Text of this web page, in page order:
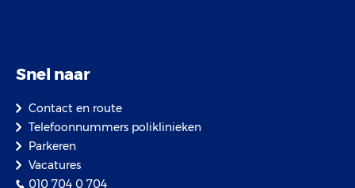
Snel naar
Contact en route
Telefoonnummers poliklinieken
Parkeren
Vacatures
010 704 0 704